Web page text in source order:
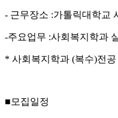
- 근무장소 :가톨릭대학교
-주요업무 :사회복지학과
* 사회복지학과 (복수)전
■모집일정